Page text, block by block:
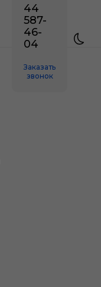
44
587-
46-
04
Заказать
звонок